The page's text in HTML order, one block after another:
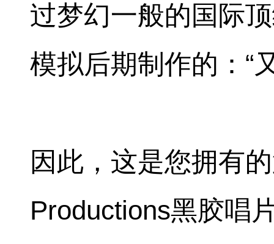
过梦幻一般的国际
模拟后期制作的：“
因此，这是您拥有
Productions黑胶唱